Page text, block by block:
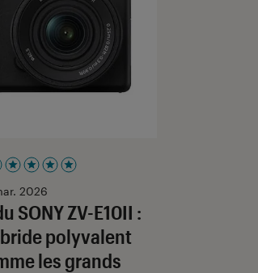
SONY ZV-E10II :
polyvalent
les grands
5 étoiles sur 5
2026